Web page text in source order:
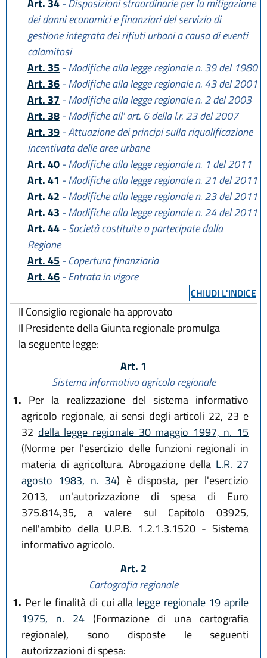
Art. 34 - Disposizioni straordinarie per la mitigazione
dei danni economici e finanziari del servizio di
gestione integrata dei rifiuti urbani a causa di eventi
calamitosi
Art. 35 - Modifiche alla legge regionale n. 39 del 1980
Art. 36 - Modifiche alla legge regionale n. 43 del 2001
Art. 37 - Modifiche alla legge regionale n. 2 del 2003
Art. 38 - Modifiche all' art. 6 della l.r. 23 del 2007
Art. 39 - Attuazione dei principi sulla riqualificazione
incentivata delle aree urbane
Art. 40 - Modifiche alla legge regionale n. 1 del 2011
Art. 41 - Modifiche alla legge regionale n. 21 del 2011
Art. 42 - Modifiche alla legge regionale n. 23 del 2011
Art. 43 - Modifiche alla legge regionale n. 24 del 2011
Art. 44 - Società costituite o partecipate dalla
Regione
Art. 45 - Copertura finanziaria
Art. 46 - Entrata in vigore
CHIUDI L'INDICE
Il Consiglio regionale ha approvato
Il Presidente della Giunta regionale promulga
la seguente legge:
Art. 1
Sistema informativo agricolo regionale
1. Per la realizzazione del sistema informativo
agricolo regionale, ai sensi degli articoli 22, 23 e
32 della legge regionale 30 maggio 1997, n. 15
(Norme per l'esercizio delle funzioni regionali in
materia di agricoltura. Abrogazione della L.R. 27
agosto 1983, n. 34) è disposta, per l'esercizio
2013, un'autorizzazione di spesa di Euro
375.814,35, a valere sul Capitolo 03925,
nell'ambito della U.P.B. 1.2.1.3.1520 - Sistema
informativo agricolo.
Art. 2
Cartografia regionale
1. Per le finalità di cui alla legge regionale 19 aprile
1975, n. 24(Formazione di una cartografia
regionale), sono disposte le seguenti
autorizzazioni di spesa: